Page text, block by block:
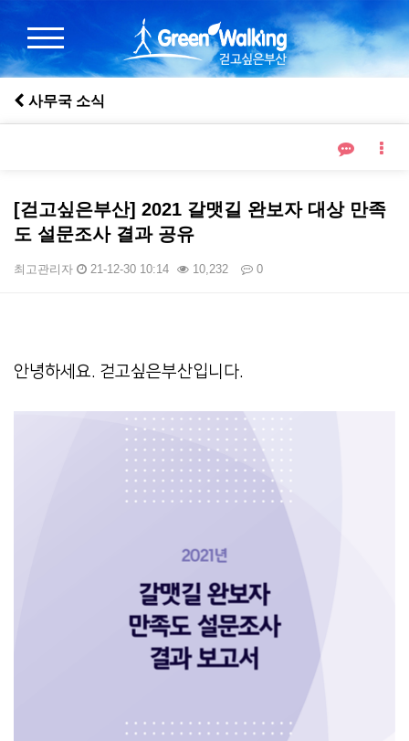
사무국 소식
[걷고싶은부산] 2021 갈맷길 완보자 대상 만족
도 설문조사 결과 공유
최고관리자 21-12-30 10:14 10,232 0
안녕하세요. 걷고싶은부산입니다.